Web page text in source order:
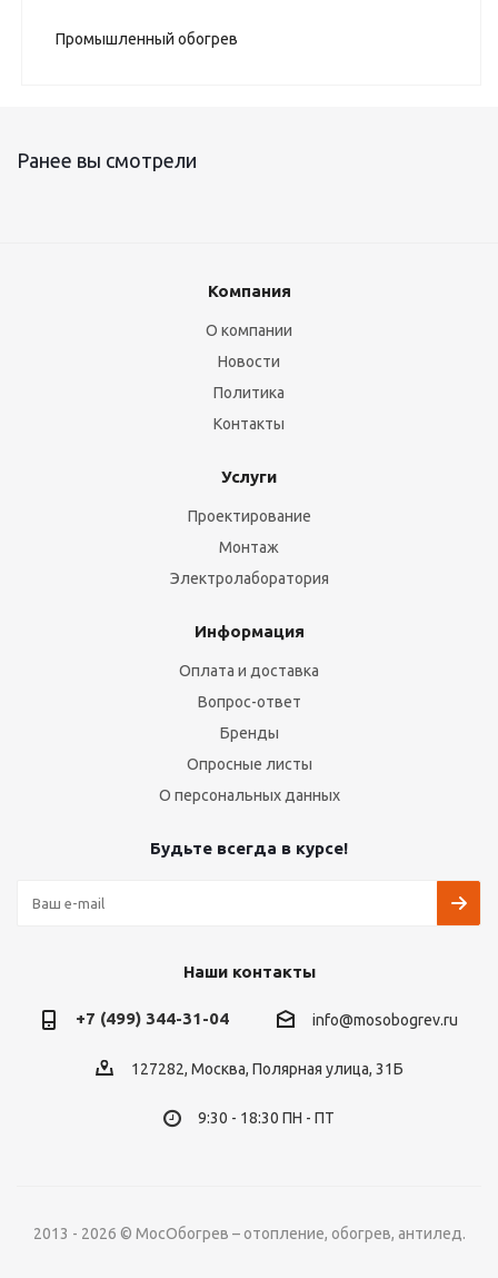
Промышленный обогрев
Ранее вы смотрели
Компания
О компании
Новости
Политика
Контакты
Услуги
Проектирование
Монтаж
Электролаборатория
Информация
Оплата и доставка
Вопрос-ответ
Бренды
Опросные листы
О персональных данных
Будьте всегда в курсе!
Наши контакты
+7 (499) 344-31-04 info@mosobogrev.ru
127282, Москва, Полярная улица, 31Б
9:30 - 18:30 ПН - ПТ
2013 - 2026 © МосОбогрев – отопление, обогрев, антилед.